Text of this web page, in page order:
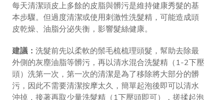
每天清潔頭皮上多餘的皮脂與髒污是維持健康秀髮的基
本步驟。但過度清潔或使用刺激性洗髮精，可能造成頭
皮乾燥、油脂分泌失衡，影響髮絲健康。
建議： 洗髮前先以柔軟的鬃毛梳梳理頭髮，幫助去除最
外側的灰塵油脂等髒污，再以清水混合洗髮精（1-2下壓
頭）洗第一次，第一次的清潔是為了移除將大部分的髒
污，因此不需要清潔按摩太久，簡單起泡後即可以清水
沖掉，接著再取少量洗髮精（1下壓頭即可），搓揉起泡